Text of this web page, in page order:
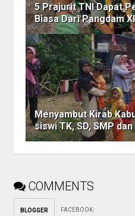
5 Prajurit TNI Dapat
Biasa Dari Pangdam
Menyambut Kirab
siswi TK, SD, SMP
COMMENTS
BLOGGER FACEBOOK: